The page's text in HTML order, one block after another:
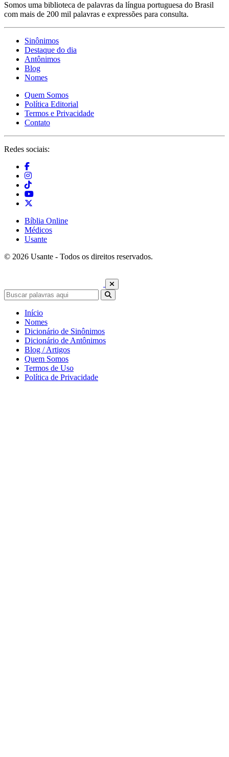
Somos uma biblioteca de palavras da língua portuguesa do Brasil
com mais de 200 mil palavras e expressões para consulta.
Sinônimos
Destaque do dia
Antônimos
Blog
Nomes
Quem Somos
Política Editorial
Termos e Privacidade
Contato
Redes sociais:
Bíblia Online
Médicos
Usante
© 2026 Usante - Todos os direitos reservados.
Início
Nomes
Dicionário de Sinônimos
Dicionário de Antônimos
Blog / Artigos
Quem Somos
Termos de Uso
Política de Privacidade